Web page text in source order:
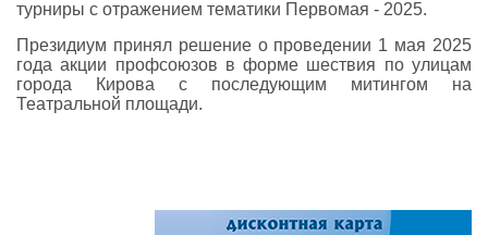
турниры с отражением тематики Первомая - 2025.
Президиум принял решение о проведении 1 мая 2025
года акции профсоюзов в форме шествия по улицам
города Кирова с последующим митингом на
Театральной площади.